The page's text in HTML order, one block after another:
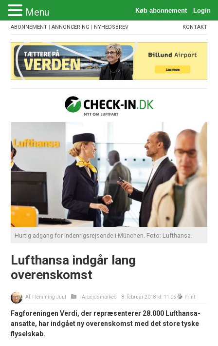
ABONNEMENT |ANNONCERING | NYHEDSBREV KONTAKT
Hurtig adgang for indenrigsrejsende i München. Foto: Lufthansa.
Lufthansa indgår lang
overenskomst
Af: Flemming Juul iArbejdsmarked 8. februar 2018 kl. 11:05 Print
Fagforeningen Verdi, der repræsenterer 28.000 Lufthansa-
ansatte, har indgået ny overenskomst med det store tyske
flyselskab.
Menu